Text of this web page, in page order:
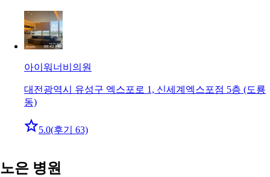
아이워너비의원
대전광역시 유성구 엑스포로 1, 신세계엑스포점 5층 (도룡
동)
5.0(후기 63)
노은 병원